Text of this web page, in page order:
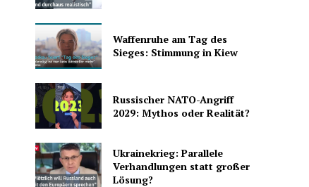
Waffenruhe am Tag des
Sieges: Stimmung in Kiew
Russischer NATO-Angriff
2029: Mythos oder Realität?
Ukrainekrieg: Parallele
Verhandlungen statt großer
Lösung?